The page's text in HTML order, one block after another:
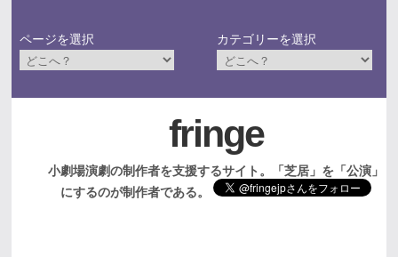
ページを選択 カテゴリーを選択
fringe
小劇場演劇の制作者を支援するサイト。「芝居」を「公演」
にするのが制作者である。